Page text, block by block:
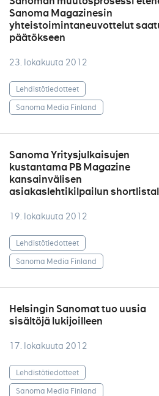
Sanoma Magazinesin
yhteistoimintaneuvottelut
päätökseen
23. lokakuuta 2012
Lehdistötiedotteet
Sanoma Media Finland
Sanoma Yritysjulkaisujen
kustantama PB Magazine
kansainvälisen
asiakaslehtikilpailun
19. lokakuuta 2012
Lehdistötiedotteet
Sanoma Media Finland
Helsingin Sanomat tuo uusia
sisältöjä lukijoilleen
17. lokakuuta 2012
Lehdistötiedotteet
Sanoma Media Finland